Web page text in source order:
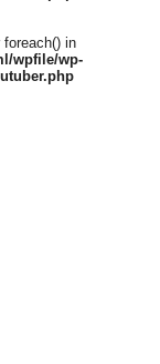
in
wpfile/wp-